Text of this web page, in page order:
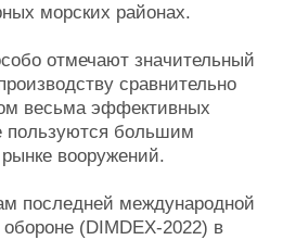
морских районах.
отмечают значительный
сравнительно
весьма эффективных
пользуются большим
вооружений.
последней международной
(DIMDEX-2022) в